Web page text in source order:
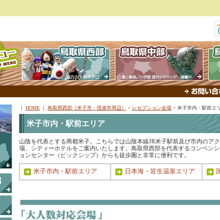
｜ HOME ｜ 鳥取県西部［米子市・境港市周辺］ > レセプション会場 > 米子市内・駅前エ
米子市内・駅前エリア
山陰を代表とする商都米子。こちらでは山陰本線JR米子駅前及び市内のア
場、シティーホテルをご案内いたします。鳥取県西部を代表するコンベン
ョンセンター（ビックシップ）からも徒歩圏と非常に便利です。
米子市内・駅前エリア 日本海・皆生温泉エリア